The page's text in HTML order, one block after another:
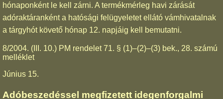
hónaponként le kell zárni. A termékmérleg havi zárását
adóraktáranként a hatósági felügyeletet ellátó vámhivatalnak
a tárgyhót követő hónap 12. napjáig kell bemutatni.
8/2004. (III. 10.) PM rendelet 71. § (1)–(2)–(3) bek., 28. számú
melléklet
Június 15.
Adóbeszedéssel megfizetett idegenforgalmi